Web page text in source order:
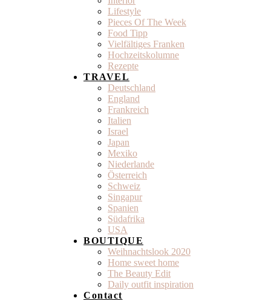
Lifestyle
Pieces Of The Week
Food Tipp
Vielfältiges Franken
Hochzeitskolumne
Rezepte
TRAVEL
Deutschland
England
Frankreich
Italien
Israel
Japan
Mexiko
Niederlande
Österreich
Schweiz
Singapur
Spanien
Südafrika
USA
BOUTIQUE
Weihnachtslook 2020
Home sweet home
The Beauty Edit
Daily outfit inspiration
Contact